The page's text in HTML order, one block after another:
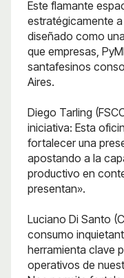
Este flamante
estratégicamente
diseñado como
que empresas,
santafesinos
Aires.
Diego Tarling
iniciativa: Esta
fortalecer una
apostando a la
productivo en
presentan».
Luciano Di Santo
consumo
herramienta clave
operativos de